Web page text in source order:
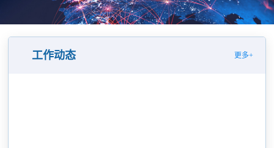
工作动态 更多+